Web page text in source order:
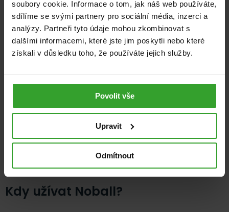
soubory cookie. Informace o tom, jak náš web používáte,
sdílíme se svými partnery pro sociální média, inzerci a
analýzy. Partneři tyto údaje mohou zkombinovat s
dalšími informacemi, které jste jim poskytli nebo které
získali v důsledku toho, že používáte jejich služby.
Povolit vše
Upravit
Odmítnout
normální činnost trávicí soustavy a střev.
Kdy užívat Noball?